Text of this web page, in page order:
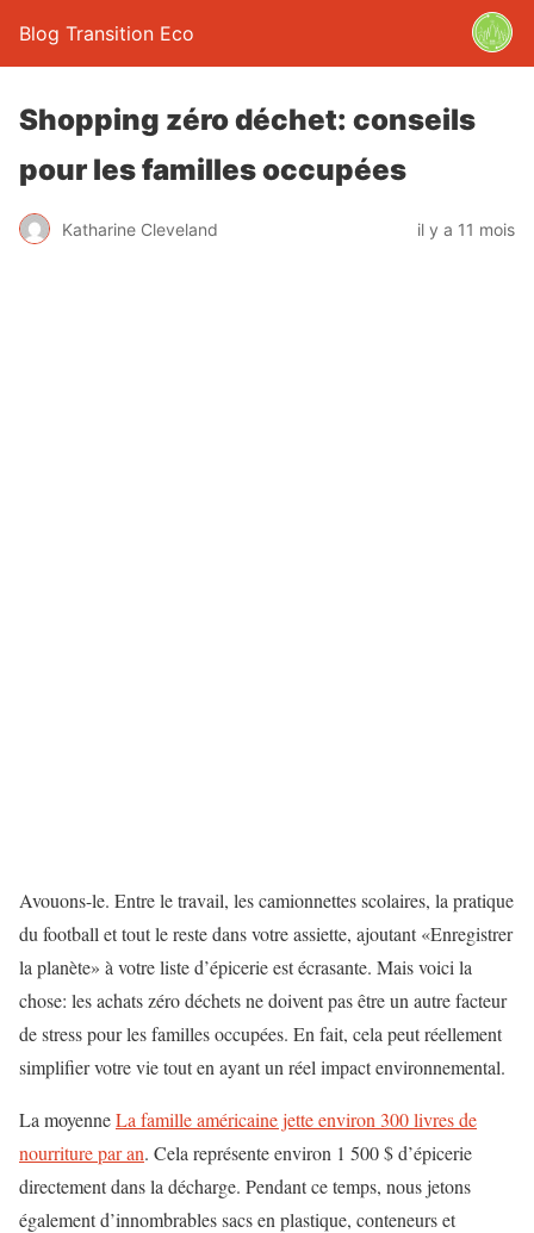
Blog Transition Eco
Shopping zéro déchet: conseils
pour les familles occupées
Katharine Cleveland il y a 11 mois
Avouons-le. Entre le travail, les camionnettes scolaires, la pratique
du football et tout le reste dans votre assiette, ajoutant «Enregistrer
la planète» à votre liste d’épicerie est écrasante. Mais voici la
chose: les achats zéro déchets ne doivent pas être un autre facteur
de stress pour les familles occupées. En fait, cela peut réellement
simplifier votre vie tout en ayant un réel impact environnemental.
La moyenneLa famille américaine jette environ 300 livres de
nourriture par an. Cela représente environ 1 500 $ d’épicerie
directement dans la décharge. Pendant ce temps, nous jetons
également d’innombrables sacs en plastique, conteneurs et